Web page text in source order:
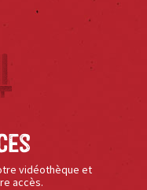
vidéothèque et
accès.